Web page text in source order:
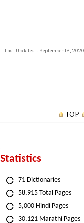
Last Updated : September 18, 2020
TOP
Statistics
71 Dictionaries
58,915 Total Pages
5,000 Hindi Pages
30,121 Marathi Pages